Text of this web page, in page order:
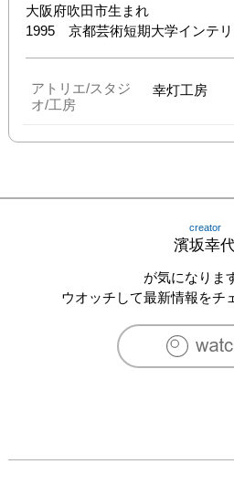
大阪府吹田市生まれ
1995　京都芸術短期大学インテ
アトリエ/スタジ
オ/工房
幸灯工房
creator
濱坂幸
が気になりま
ウオッチして最新情報をチ